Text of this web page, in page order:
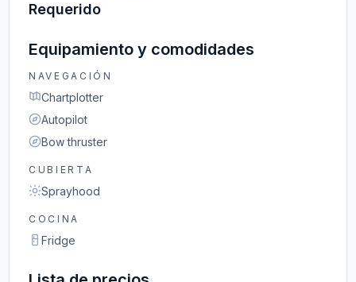
Requerido
Equipamiento y comodidades
NAVEGACIÓN
Chartplotter
Autopilot
Bow thruster
CUBIERTA
Sprayhood
COCINA
Fridge